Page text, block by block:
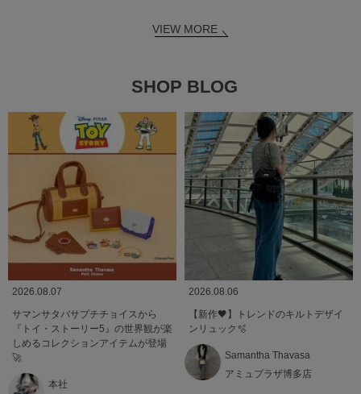
VIEW MORE
SHOP BLOG
2026.08.07
サマンサタバサプチチョイスから
『トイ・ストーリー5』の世界観が楽
しめるコレクションアイテムが登場
🚀
本社
2026.08.06
【新作🖤】トレンドのキルトデザイ
ンリュック🫧
Samantha Thavasa
アミュプラザ博多店